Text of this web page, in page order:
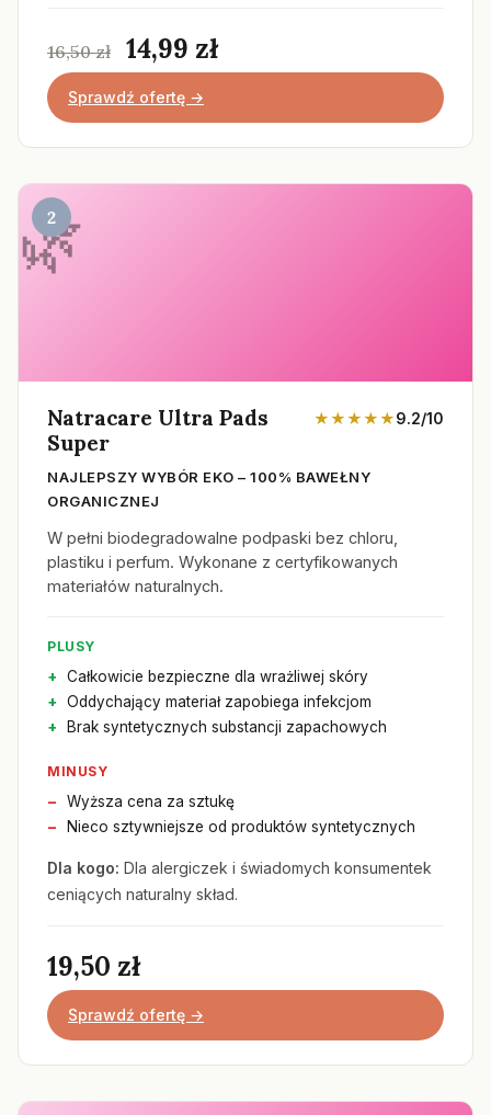
16,50 zł 14,99 zł
Sprawdź ofertę →
2
Natracare Ultra Pads
Super
★★★★★9.2/10
NAJLEPSZY WYBÓR EKO – 100% BAWEŁNY
ORGANICZNEJ
W pełni biodegradowalne podpaski bez chloru,
plastiku i perfum. Wykonane z certyfikowanych
materiałów naturalnych.
PLUSY
Całkowicie bezpieczne dla wrażliwej skóry
Oddychający materiał zapobiega infekcjom
Brak syntetycznych substancji zapachowych
MINUSY
Wyższa cena za sztukę
Nieco sztywniejsze od produktów syntetycznych
Dla kogo: Dla alergiczek i świadomych konsumentek
ceniących naturalny skład.
19,50 zł
Sprawdź ofertę →